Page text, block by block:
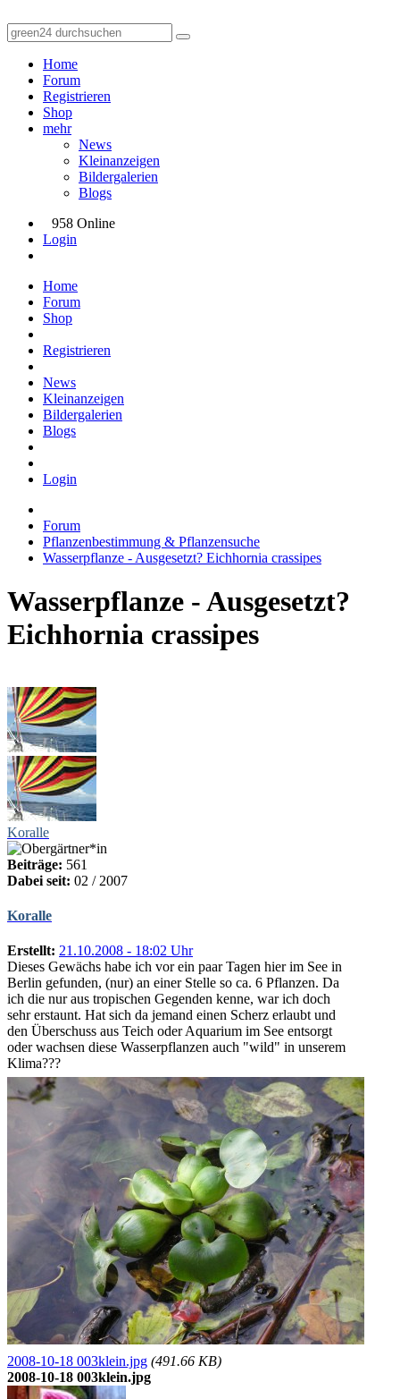
Home
Forum
Registrieren
Shop
mehr
News
Kleinanzeigen
Bildergalerien
Blogs
958 Online
Login
Home
Forum
Shop
Registrieren
News
Kleinanzeigen
Bildergalerien
Blogs
Login
Forum
Pflanzenbestimmung & Pflanzensuche
Wasserpflanze - Ausgesetzt? Eichhornia crassipes
Wasserpflanze - Ausgesetzt?
Eichhornia crassipes
Koralle
Beiträge: 561
Dabei seit: 02 / 2007
Koralle
Erstellt: 21.10.2008 - 18:02 Uhr
Dieses Gewächs habe ich vor ein paar Tagen hier im See in
Berlin gefunden, (nur) an einer Stelle so ca. 6 Pflanzen. Da
ich die nur aus tropischen Gegenden kenne, war ich doch
sehr erstaunt. Hat sich da jemand einen Scherz erlaubt und
den Überschuss aus Teich oder Aquarium im See entsorgt
oder wachsen diese Wasserpflanzen auch "wild" in unserem
Klima???
2008-10-18 003klein.jpg (491.66 KB)
2008-10-18 003klein.jpg